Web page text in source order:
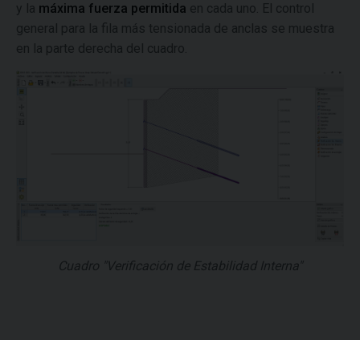
y la máxima fuerza permitida en cada uno. El control
general para la fila más tensionada de anclas se muestra
en la parte derecha del cuadro.
Cuadro "Verificación de Estabilidad Interna"